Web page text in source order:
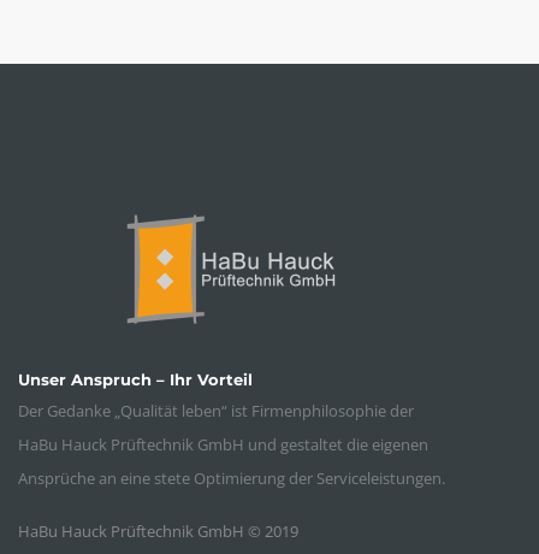
Unser Anspruch – Ihr Vorteil
Der Gedanke „Qualität leben“ ist Firmenphilosophie der
HaBu Hauck Prüftechnik GmbH und gestaltet die eigenen
Ansprüche an eine stete Optimierung der Serviceleistungen.
HaBu Hauck Prüftechnik GmbH © 2019